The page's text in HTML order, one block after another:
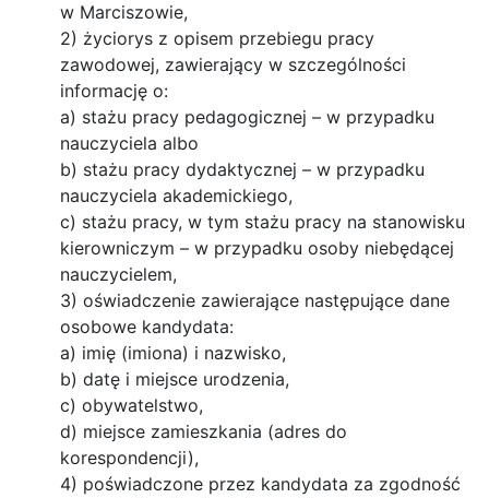
w Marciszowie,
2) życiorys z opisem przebiegu pracy
zawodowej, zawierający w szczególności
informację o:
a) stażu pracy pedagogicznej – w przypadku
nauczyciela albo
b) stażu pracy dydaktycznej – w przypadku
nauczyciela akademickiego,
c) stażu pracy, w tym stażu pracy na stanowisku
kierowniczym – w przypadku osoby niebędącej
nauczycielem,
3) oświadczenie zawierające następujące dane
osobowe kandydata:
a) imię (imiona) i nazwisko,
b) datę i miejsce urodzenia,
c) obywatelstwo,
d) miejsce zamieszkania (adres do
korespondencji),
4) poświadczone przez kandydata za zgodność